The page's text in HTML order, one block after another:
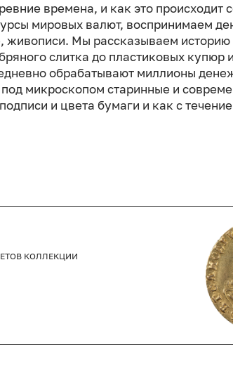
времена, и как это происходит
мировых валют, воспринимаем
живописи. Мы рассказываем
слитка до пластиковых купюр
обрабатывают миллионы
микроскопом старинные и
и цвета бумаги и как с
КОЛЛЕКЦИИ